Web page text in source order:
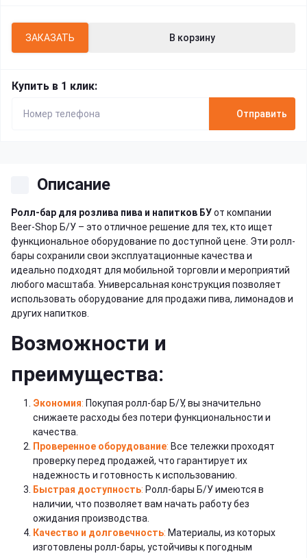
ЗАКАЗАТЬ В корзину
Купить в 1 клик:
Отправить
Описание
Ролл-бар для розлива пива и напитков БУот компании
Beer-Shop Б/У – это отличное решение для тех, кто ищет
функциональное оборудование по доступной цене. Эти ролл-
бары сохранили свои эксплуатационные качества и
идеально подходят для мобильной торговли и мероприятий
любого масштаба. Универсальная конструкция позволяет
использовать оборудование для продажи пива, лимонадов и
других напитков.
Возможности и
преимущества:
Экономия: Покупая ролл-бар Б/У, вы значительно
снижаете расходы без потери функциональности и
качества.
Проверенное оборудование: Все тележки проходят
проверку перед продажей, что гарантирует их
надежность и готовность к использованию.
Быстрая доступность: Ролл-бары Б/У имеются в
наличии, что позволяет вам начать работу без
ожидания производства.
Качество и долговечность: Материалы, из которых
изготовлены ролл-бары, устойчивы к погодным